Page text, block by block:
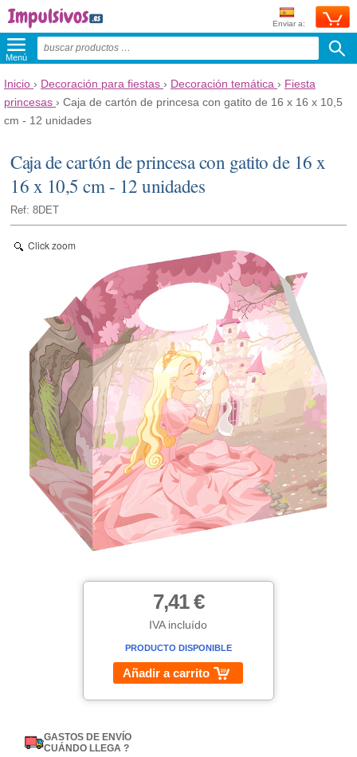
Enviar a:
Menú
Inicio › Decoración para fiestas › Decoración temática › Fiesta
princesas › Caja de cartón de princesa con gatito de 16 x 16 x 10,5
cm - 12 unidades
Caja de cartón de princesa con gatito de 16 x
16 x 10,5 cm - 12 unidades
Ref: 8DET
Click zoom
7,41 €
IVA incluído
PRODUCTO DISPONIBLE
Añadir a carrito
GASTOS DE ENVÍO
CUÁNDO LLEGA ?